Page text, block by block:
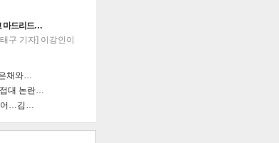
마드리드…
구 기자] 이강인이
채와…
대 논란…
어…김…